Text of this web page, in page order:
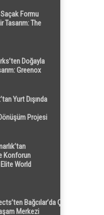
Saçak Formu
Tasarım: The
Doğayla
Greenox
Yurt Dışında
Projesi
Konforun
World
Bağcılar’da Çok
Merkezi